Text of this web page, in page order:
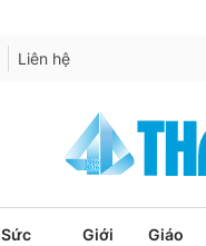
Liên hệ
Sức
Giới
Giáo